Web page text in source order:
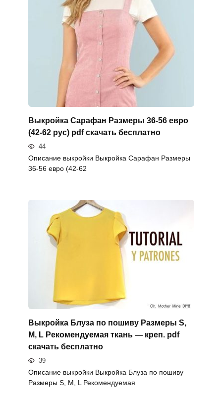
Выкройка Сарафан Размеры 36-56 евро
(42-62 рус) pdf скачать бесплатно
44
Описание выкройки Выкройка Сарафан Размеры
36-56 евро (42-62
Выкройка Блуза по пошиву Размеры S,
M, L Рекомендуемая ткань — креп. pdf
скачать бесплатно
39
Описание выкройки Выкройка Блуза по пошиву
Размеры S, M, L Рекомендуемая